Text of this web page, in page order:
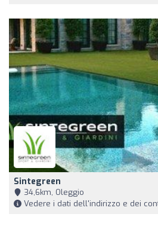
Sintegreen
34,6km, Oleggio
Vedere i dati dell'indirizzo e dei